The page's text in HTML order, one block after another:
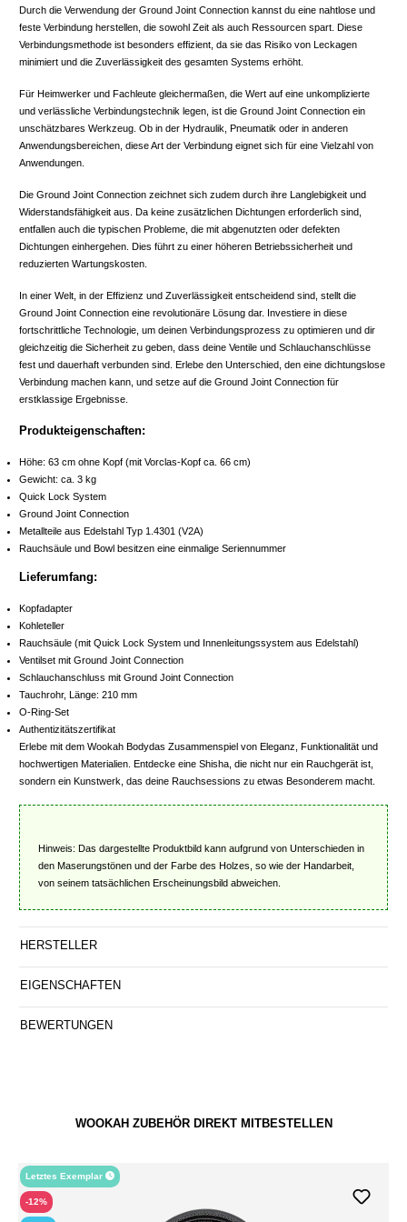
Durch die Verwendung der Ground Joint Connection kannst du eine nahtlose und
feste Verbindung herstellen, die sowohl Zeit als auch Ressourcen spart. Diese
Verbindungsmethode ist besonders effizient, da sie das Risiko von Leckagen
minimiert und die Zuverlässigkeit des gesamten Systems erhöht.
Für Heimwerker und Fachleute gleichermaßen, die Wert auf eine unkomplizierte
und verlässliche Verbindungstechnik legen, ist die Ground Joint Connection ein
unschätzbares Werkzeug. Ob in der Hydraulik, Pneumatik oder in anderen
Anwendungsbereichen, diese Art der Verbindung eignet sich für eine Vielzahl von
Anwendungen.
Die Ground Joint Connection zeichnet sich zudem durch ihre Langlebigkeit und
Widerstandsfähigkeit aus. Da keine zusätzlichen Dichtungen erforderlich sind,
entfallen auch die typischen Probleme, die mit abgenutzten oder defekten
Dichtungen einhergehen. Dies führt zu einer höheren Betriebssicherheit und
reduzierten Wartungskosten.
In einer Welt, in der Effizienz und Zuverlässigkeit entscheidend sind, stellt die
Ground Joint Connection eine revolutionäre Lösung dar. Investiere in diese
fortschrittliche Technologie, um deinen Verbindungsprozess zu optimieren und dir
gleichzeitig die Sicherheit zu geben, dass deine Ventile und Schlauchanschlüsse
fest und dauerhaft verbunden sind. Erlebe den Unterschied, den eine dichtungslose
Verbindung machen kann, und setze auf die Ground Joint Connection für
erstklassige Ergebnisse.
Produkteigenschaften:
Höhe: 63 cm ohne Kopf (mit Vorclas-Kopf ca. 66 cm)
Gewicht: ca. 3 kg
Quick Lock System
Ground Joint Connection
Metallteile aus Edelstahl Typ 1.4301 (V2A)
Rauchsäule und Bowl besitzen eine einmalige Seriennummer
Lieferumfang:
Kopfadapter
Kohleteller
Rauchsäule (mit Quick Lock System und Innenleitungssystem aus Edelstahl)
Ventilset mit Ground Joint Connection
Schlauchanschluss mit Ground Joint Connection
Tauchrohr, Länge: 210 mm
O-Ring-Set
Authentizitätszertifikat
Erlebe mit dem Wookah Bodydas Zusammenspiel von Eleganz, Funktionalität und
hochwertigen Materialien. Entdecke eine Shisha, die nicht nur ein Rauchgerät ist,
sondern ein Kunstwerk, das deine Rauchsessions zu etwas Besonderem macht.
Hinweis: Das dargestellte Produktbild kann aufgrund von Unterschieden in
den Maserungstönen und der Farbe des Holzes, so wie der Handarbeit,
von seinem tatsächlichen Erscheinungsbild abweichen.
HERSTELLER
EIGENSCHAFTEN
BEWERTUNGEN
WOOKAH ZUBEHÖR DIREKT MITBESTELLEN
Letztes Exemplar
-12%